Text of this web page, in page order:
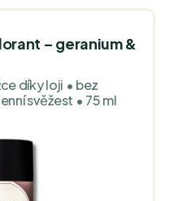
– geranium &
díky loji • bez
svěžest • 75 ml